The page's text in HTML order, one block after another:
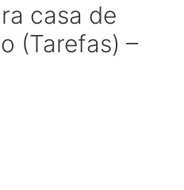
casa de
(Tarefas) –